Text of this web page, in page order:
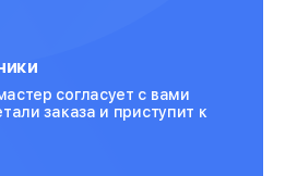
согласует с вами
заказа и приступит к